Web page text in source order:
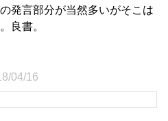
発言部分が当然多いがそこは
良書。
04/16